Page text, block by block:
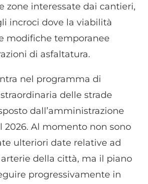
zone interessate dai cantieri,
incroci dove la viabilità
modifiche temporanee
di asfaltatura.
nel programma di
delle strade
dall’amministrazione
2026. Al momento non sono
ulteriori date relative ad
della città, ma il piano
progressivamente in